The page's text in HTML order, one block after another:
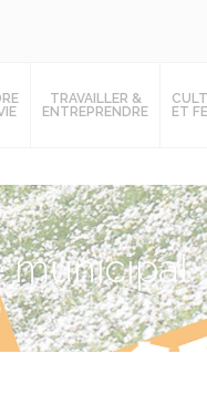
TRAVAILLER &
ENTREPRENDRE
ET
municipal